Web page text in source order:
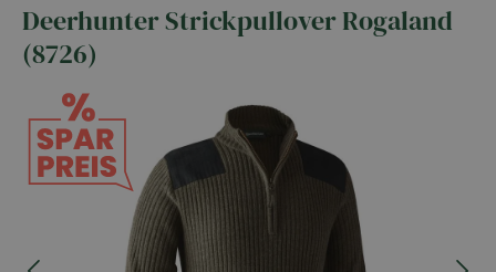
Deerhunter Strickpullover Rogaland
(8726)